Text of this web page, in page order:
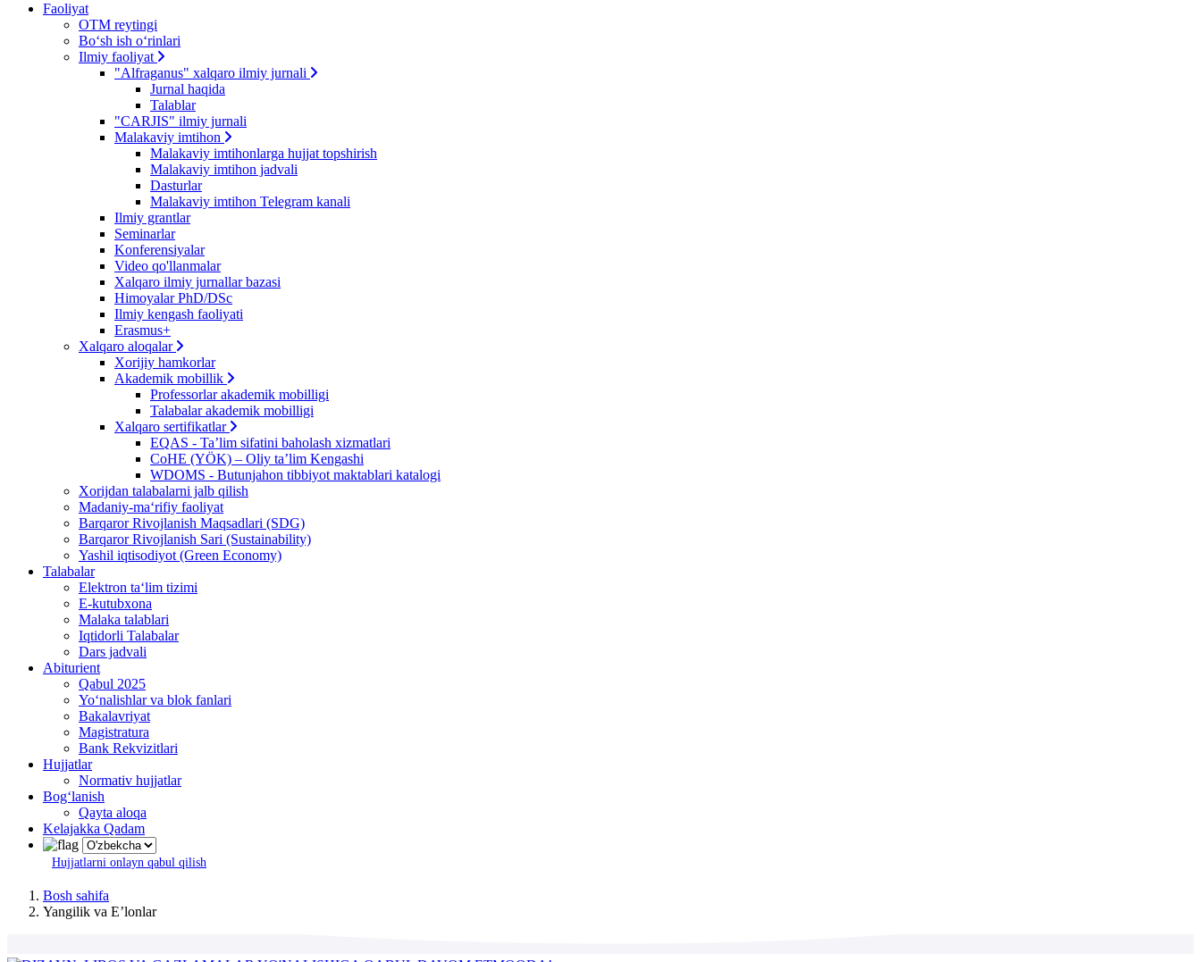
Faoliyat
OTM reytingi
Bo‘sh ish o‘rinlari
Ilmiy faoliyat
"Alfraganus" xalqaro ilmiy jurnali
Jurnal haqida
Talablar
"CARJIS" ilmiy jurnali
Malakaviy imtihon
Malakaviy imtihonlarga hujjat topshirish
Malakaviy imtihon jadvali
Dasturlar
Malakaviy imtihon Telegram kanali
Ilmiy grantlar
Seminarlar
Konferensiyalar
Video qo'llanmalar
Xalqaro ilmiy jurnallar bazasi
Himoyalar PhD/DSc
Ilmiy kengash faoliyati
Erasmus+
Xalqaro aloqalar
Xorijiy hamkorlar
Akademik mobillik
Professorlar akademik mobilligi
Talabalar akademik mobilligi
Xalqaro sertifikatlar
EQAS - Ta’lim sifatini baholash xizmatlari
CoHE (YÖK) – Oliy ta’lim Kengashi
WDOMS - Butunjahon tibbiyot maktablari katalogi
Xorijdan talabalarni jalb qilish
Madaniy-ma‘rifiy faoliyat
Barqaror Rivojlanish Maqsadlari (SDG)
Barqaror Rivojlanish Sari (Sustainability)
Yashil iqtisodiyot (Green Economy)
Talabalar
Elektron ta‘lim tizimi
E-kutubxona
Malaka talablari
Iqtidorli Talabalar
Dars jadvali
Abiturient
Qabul 2025
Yo‘nalishlar va blok fanlari
Bakalavriyat
Magistratura
Bank Rekvizitlari
Hujjatlar
Normativ hujjatlar
Bog‘lanish
Qayta aloqa
Kelajakka Qadam
Hujjatlarni onlayn qabul qilish
Bosh sahifa
Yangilik va Eʼlonlar